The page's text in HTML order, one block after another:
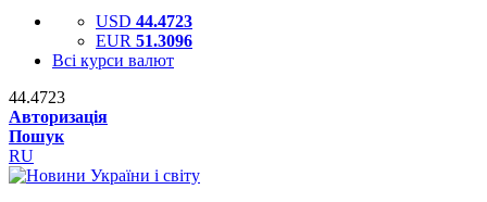
USD 44.4723
EUR 51.3096
Всі курси валют
44.4723
Авторизація
Пошук
RU